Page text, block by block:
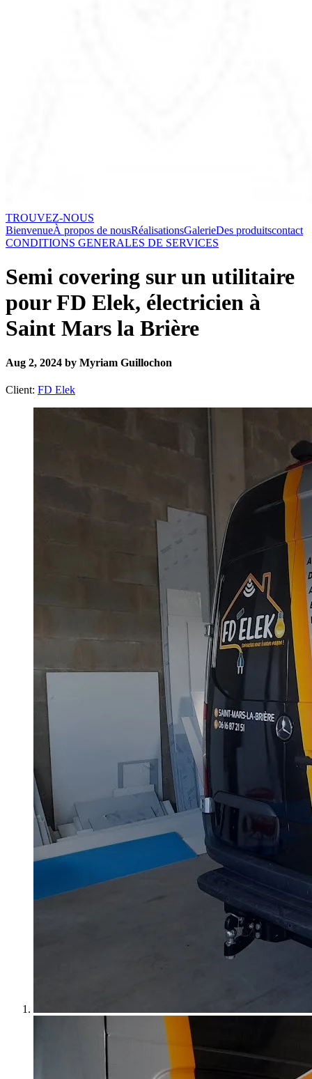
TROUVEZ-NOUS
BienvenueÀ propos de nousRéalisationsGalerieDes produitscontact
CONDITIONS GENERALES DE SERVICES
Semi covering sur un utilitaire
pour FD Elek, électricien à
Saint Mars la Brière
Aug 2, 2024 by Myriam Guillochon
Client: FD Elek